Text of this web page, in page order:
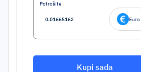
Potrošite
Euro
Kupi sada